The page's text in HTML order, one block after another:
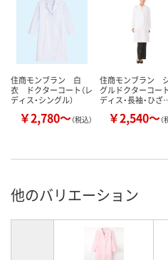
住商モンブラン 白
衣 ドクターコート（レ
ディス・シングル）
￥2,780～（税込）
住商モンブラン
グルドクターコー
ディス・長袖・ひざ
￥2,540～（
他のバリエーション